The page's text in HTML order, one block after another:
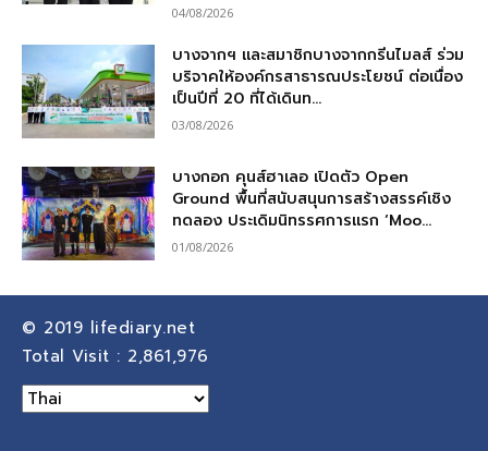
04/08/2026
บางจากฯ และสมาชิกบางจากกรีนไมลส์ ร่วม
บริจาคให้องค์กรสาธารณประโยชน์ ต่อเนื่อง
เป็นปีที่ 20 ที่ได้เดินท...
03/08/2026
บางกอก คุนส์ฮาเลอ เปิดตัว Open
Ground พื้นที่สนับสนุนการสร้างสรรค์เชิง
ทดลอง ประเดิมนิทรรศการแรก ‘Moo...
01/08/2026
© 2019 lifediary.net
Total Visit : 2,861,976